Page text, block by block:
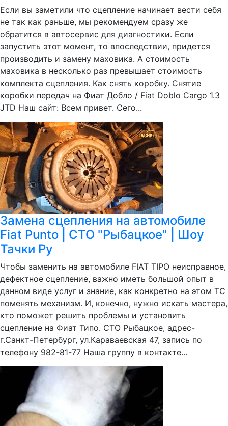
Если вы заметили что сцепление начинает вести себя
не так как раньше, мы рекомендуем сразу же
обратится в автосервис для диагностики. Если
запустить этот момент, то впоследствии, придется
производить и замену маховика. А стоимость
маховика в несколько раз превышает стоимость
комплекта сцепления. Как снять коробку. Снятие
коробки передач на Фиат Добло / Fiat Doblo Cargo 1.3
JTD Наш сайт: Всем привет. Сего...
Замена сцепления на автомобиле
Fiat Punto | СТО "Рыбацкое" | Шоу
Тачки Ру
Чтобы заменить на автомобиле FIAT TIPO неисправное,
дефектное сцепление, важно иметь большой опыт в
данном виде услуг и знание, как конкретно на этом ТС
поменять механизм. И, конечно, нужно искать мастера,
кто поможет решить проблемы и установить
сцепление на Фиат Типо. СТО Рыбацкое, адрес-
г.Санкт-Петербург, ул.Караваевская 47, запись по
телефону 982-81-77 Наша группу в контакте...